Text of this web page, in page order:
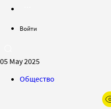
Войти
05 May 2025
Общество